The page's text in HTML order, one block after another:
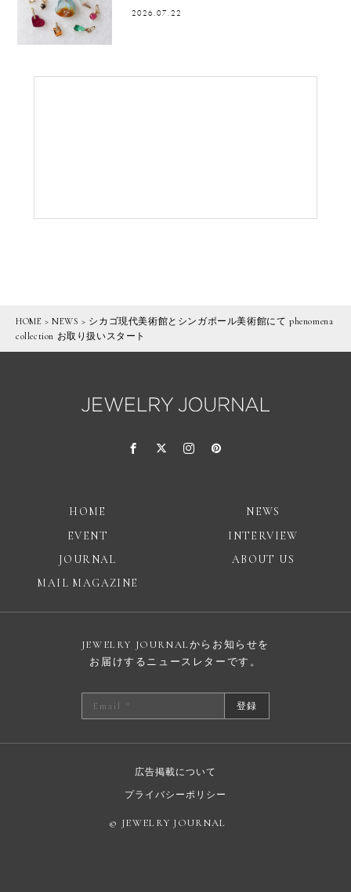
2026.07.22
HOME >NEWS > シカゴ現代美術館とシンガポール美術館にて phenomena
collection お取り扱いスタート
HOME
NEWS
EVENT
INTERVIEW
JOURNAL
ABOUT US
MAIL MAGAZINE
JEWELRY JOURNALからお知らせを
お届けするニュースレターです。
登録
広告掲載について
プライバシーポリシー
© JEWELRY JOURNAL